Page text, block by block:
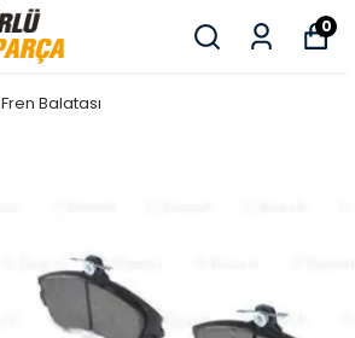
0
Fren Balatası